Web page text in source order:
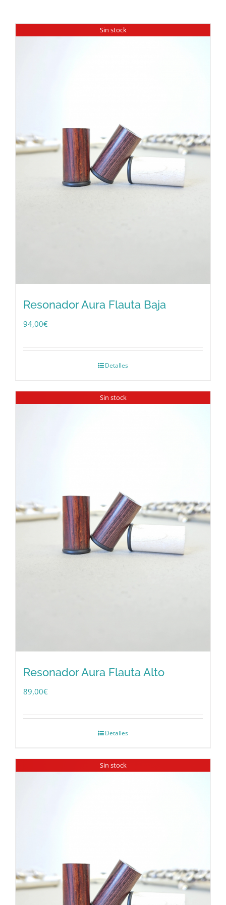
Sin stock
Resonador Aura Flauta Baja
94,00€
Detalles
Sin stock
Resonador Aura Flauta Alto
89,00€
Detalles
Sin stock